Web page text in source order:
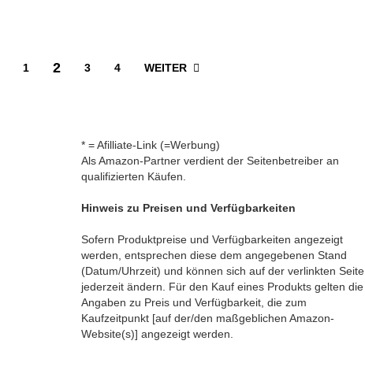
1 2 3 4 WEITER
* = Afilliate-Link (=Werbung)
Als Amazon-Partner verdient der Seitenbetreiber an
qualifizierten Käufen.
Hinweis zu Preisen und Verfügbarkeiten
Sofern Produktpreise und Verfügbarkeiten angezeigt
werden, entsprechen diese dem angegebenen Stand
(Datum/Uhrzeit) und können sich auf der verlinkten Seite
jederzeit ändern. Für den Kauf eines Produkts gelten die
Angaben zu Preis und Verfügbarkeit, die zum
Kaufzeitpunkt [auf der/den maßgeblichen Amazon-
Website(s)] angezeigt werden.